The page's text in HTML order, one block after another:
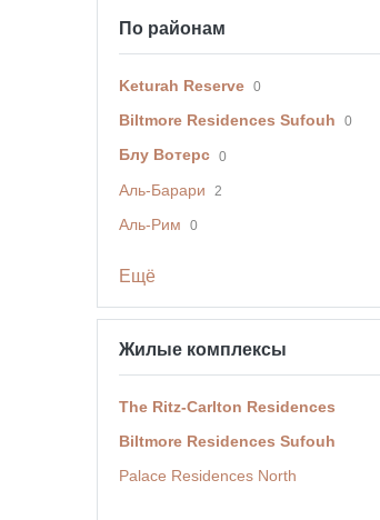
По районам
Keturah Reserve 0
Biltmore Residences Sufouh 0
Блу Вотерс 0
Аль-Барари 2
Аль-Рим 0
Ещё
Жилые комплексы
The Ritz-Carlton Residences
Biltmore Residences Sufouh
Palace Residences North